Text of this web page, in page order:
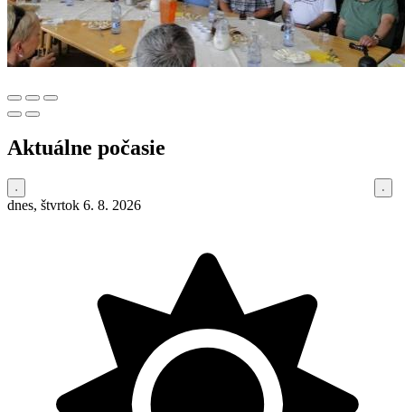
Aktuálne počasie
dnes, štvrtok 6. 8. 2026